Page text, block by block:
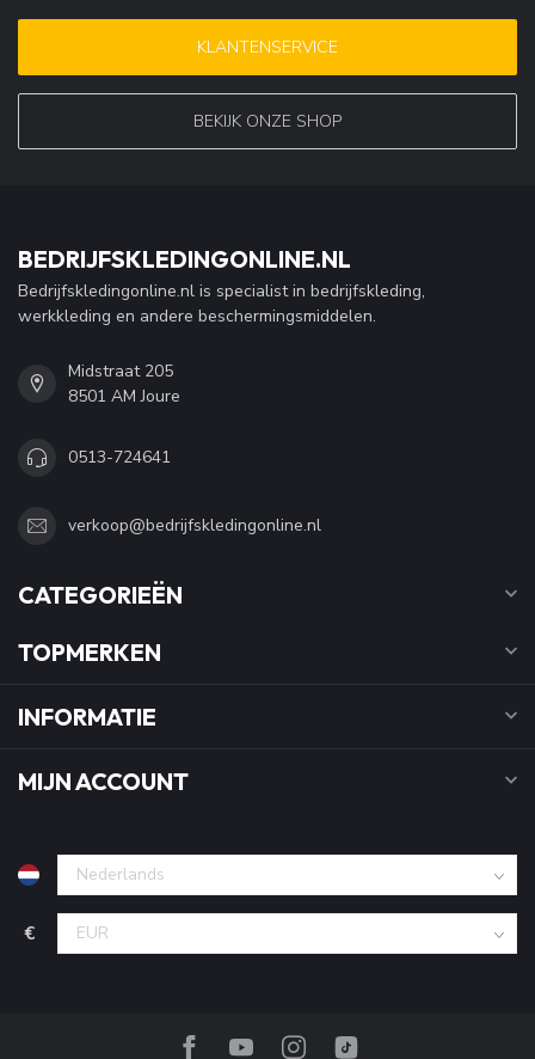
KLANTENSERVICE
BEKIJK ONZE SHOP
BEDRIJFSKLEDINGONLINE.NL
Bedrijfskledingonline.nl is specialist in bedrijfskleding,
werkkleding en andere beschermingsmiddelen.
Midstraat 205
8501 AM Joure
0513-724641
verkoop@bedrijfskledingonline.nl
CATEGORIEËN
TOPMERKEN
INFORMATIE
MIJN ACCOUNT
€